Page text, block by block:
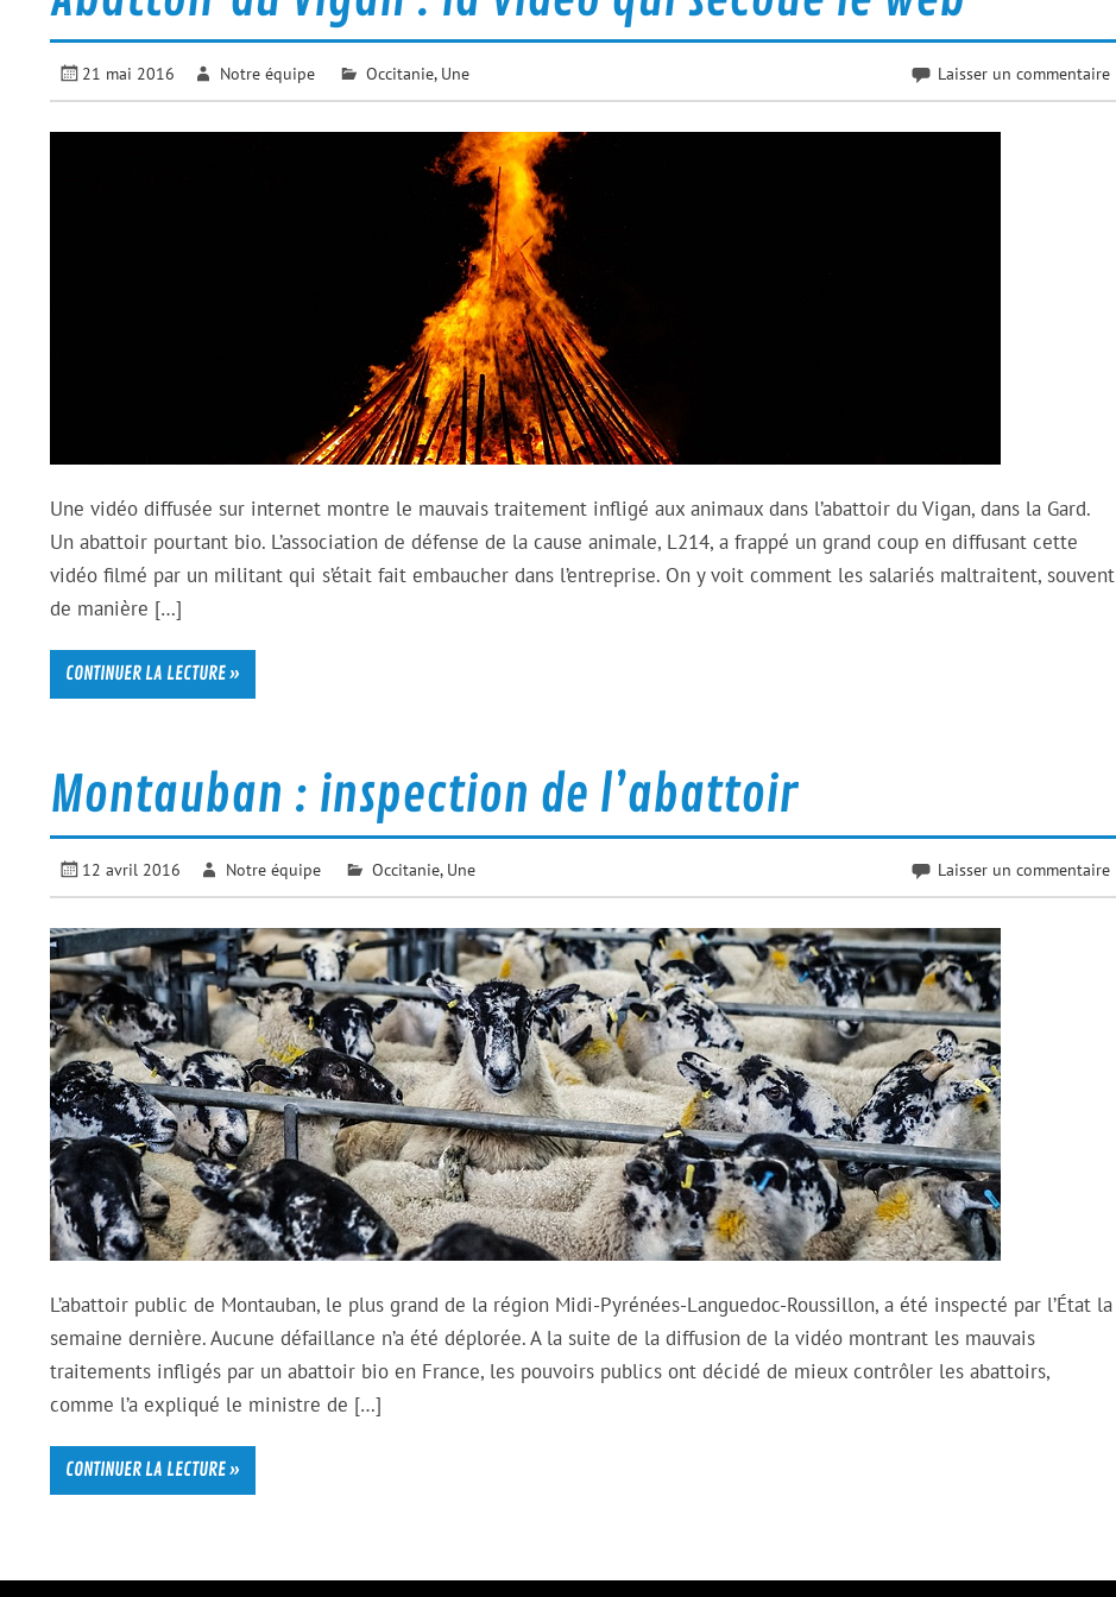
21 mai 2016 Notre équipe Occitanie, Une Laisser un commentaire
Une vidéo diffusée sur internet montre le mauvais traitement infligé aux animaux dans l’abattoir du Vigan, dans la Gard.
Un abattoir pourtant bio. L’association de défense de la cause animale, L214, a frappé un grand coup en diffusant cette
vidéo filmé par un militant qui s’était fait embaucher dans l’entreprise. On y voit comment les salariés maltraitent, souvent
de manière […]
CONTINUER LA LECTURE »
Montauban : inspection de l’abattoir
12 avril 2016 Notre équipe Occitanie, Une Laisser un commentaire
L’abattoir public de Montauban, le plus grand de la région Midi-Pyrénées-Languedoc-Roussillon, a été inspecté par l’État la
semaine dernière. Aucune défaillance n’a été déplorée. A la suite de la diffusion de la vidéo montrant les mauvais
traitements infligés par un abattoir bio en France, les pouvoirs publics ont décidé de mieux contrôler les abattoirs,
comme l’a expliqué le ministre de […]
CONTINUER LA LECTURE »